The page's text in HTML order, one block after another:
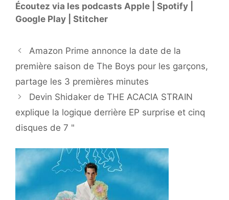
Écoutez via les podcasts Apple | Spotify |
Google Play | Stitcher
Amazon Prime annonce la date de la
première saison de The Boys pour les garçons,
partage les 3 premières minutes
Devin Shidaker de THE ACACIA STRAIN
explique la logique derrière EP surprise et cinq
disques de 7 "